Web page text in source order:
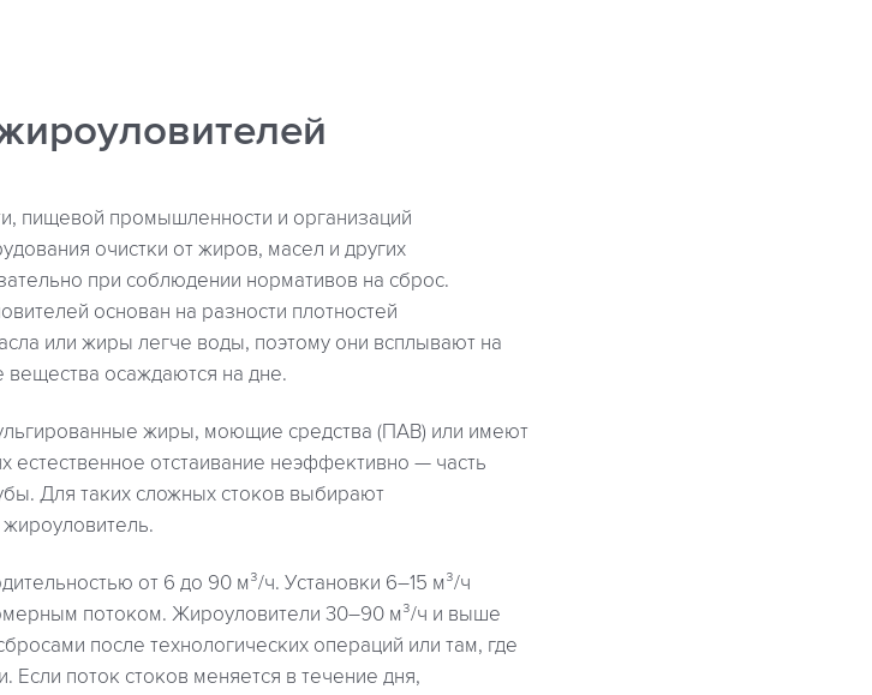
пищевой промышленности и организаций
очистки от жиров, масел и других
при соблюдении нормативов на сброс.
основан на разности плотностей
или жиры легче воды, поэтому они всплывают на
вещества осаждаются на дне.
жиры, моющие средства (ПАВ) или имеют
естественное отстаивание неэффективно — часть
Для таких сложных стоков выбирают
от 6 до 90 м³/ч. Установки 6–15 м³/ч
потоком. Жироуловители 30–90 м³/ч и выше
после технологических операций или там, где
Если поток стоков меняется в течение дня,